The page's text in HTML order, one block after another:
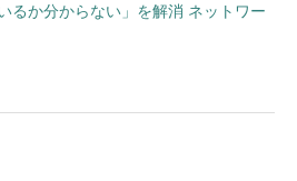
るか分からない」を解消 ネットワー